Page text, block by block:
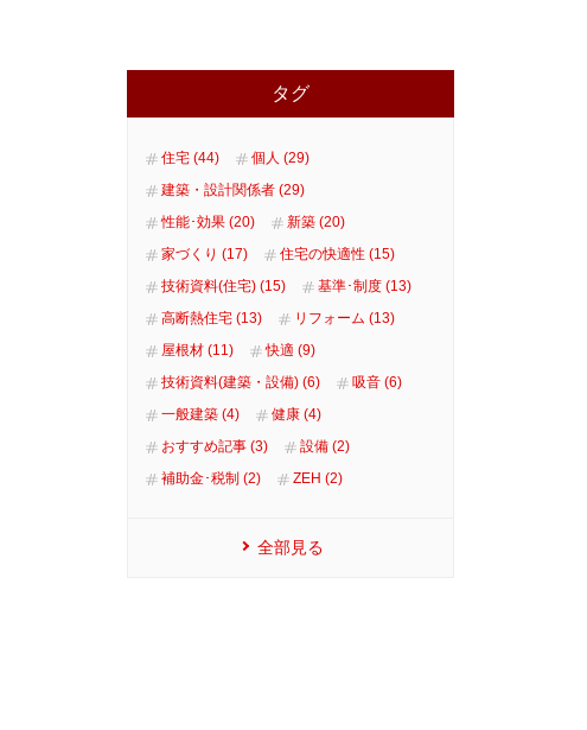
タグ
住宅 (44)
個人 (29)
建築・設計関係者 (29)
性能･効果 (20)
新築 (20)
家づくり (17)
住宅の快適性 (15)
技術資料(住宅) (15)
基準･制度 (13)
高断熱住宅 (13)
リフォーム (13)
屋根材 (11)
快適 (9)
技術資料(建築・設備) (6)
吸音 (6)
一般建築 (4)
健康 (4)
おすすめ記事 (3)
設備 (2)
補助金･税制 (2)
ZEH (2)
全部見る